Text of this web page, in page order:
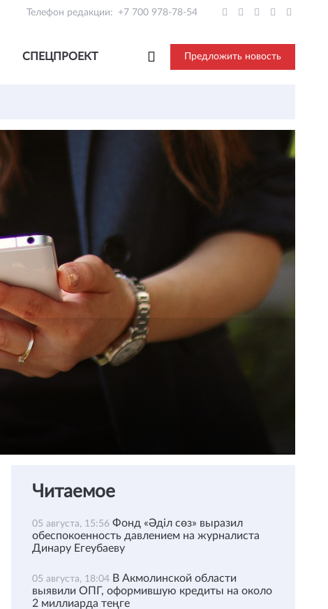
Телефон редакции: +7 700 978-78-54
СПЕЦПРОЕКТ Предложить новость
Читаемое
05 августа, 15:56 Фонд «Әділ сөз» выразил
обеспокоенность давлением на журналиста
Динару Егеубаеву
05 августа, 18:04 В Акмолинской области
выявили ОПГ, оформившую кредиты на около
2 миллиарда теңге